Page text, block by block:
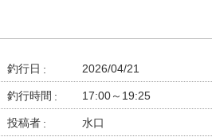
釣行日 2026/04/21
釣行時間 17:00～19:25
投稿者 水口